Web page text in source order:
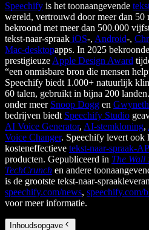
Speechify is het toonaangevende
wereld, vertrouwd door meer dan 50
bekroond met meer dan 500.000
tekst-naar-spraak iOS-, Android-,
Mac-desktopapps. In 2025 bekroonde
prestigieuze Apple Design Award
“een onmisbare bron die mensen
Speechify biedt 1.000+ natuurlijk
60 talen, gebruikt in bijna 200
onder meer Snoop Dogg en
bedrijven biedt Speechify Studio
AI Voice Generator, AI-stemkloning,
Voice Changer. Speechify levert ook
kosteneffectieve tekst-naar-spraak-
producten. Gepubliceerd in The Wall
TechCrunch en andere
is de grootste tekst-naar-
speechify.com/news, speechify.com/
voor meer informatie.
Inhoudsopgave